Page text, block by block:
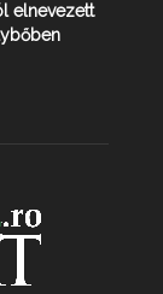
elnevezett